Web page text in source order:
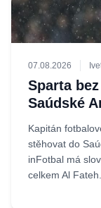
07.08.2026
Sparta
Saúdské
Kapitán
stěhovat do
inFotbal má
celkem Al